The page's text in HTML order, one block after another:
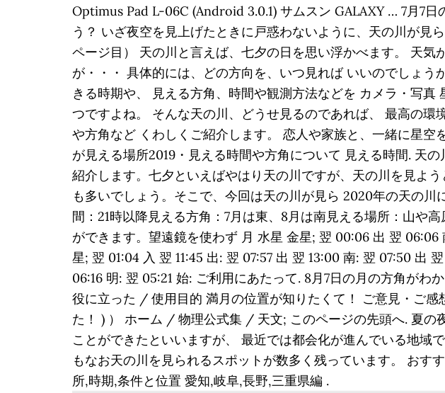
Optimus Pad L-06C (Android 3.0.1) サムスン GALAXY … 7月7
う？ いざ夜空を見上げたときに戸惑わないように、天の川が見
ページ目） 天の川と言えば、七夕の日を思い浮かべます。 天
が・・・ 具体的には、どの方向を、いつ見れば いいのでしょ
きる時期や、 見える方角、時間や観測方法などを カメラ・写
つですよね。 そんな天の川、どうせ見るのであれば、 最高の
や方角など くわしくご紹介します。 恋人や家族と、一緒に星
が見える場所2019・見える時間や方角について 見える時間. 天
紹介します。七夕といえばやはり天の川ですが、天の川を見よ
も多いでしょう。そこで、今回は天の川が見ら 2020年の天の
間：21時以降見える方角：7月は東、8月は南見える場所：山や
ができます。望遠鏡を使わず 月 水星 金星; 翌 00:06 出 翌 06:06
星; 翌 01:04 入 翌 11:45 出: 翌 07:57 出 翌 13:00 南: 翌 07:50 出
06:16 明: 翌 05:21 始: ご利用にあたって. 8月7日の月の方角が
役に立った / 使用目的 満月の位置が知りたくて！ ご意見・ご
た！ ) ） ホーム / 物理公式集 / 天文; このページの先頭へ. 夏の
ことができたといいますが、 最近では都会化が進んでいる地域
もなお天の川を見られるスポットが数多く残っています。 おす
所,時期,条件と位置 愛知,岐阜,長野,三重県編 .